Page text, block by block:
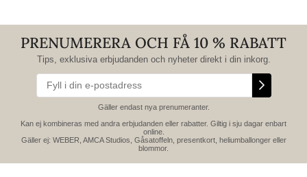
PRENUMERERA OCH FÅ 10 % RABATT
Tips, exklusiva erbjudanden och nyheter direkt i din inkorg.
Gäller endast nya prenumeranter.
Kan ej kombineras med andra erbjudanden eller rabatter. Giltig i sju dagar enbart
online.
Gäller ej: WEBER, AMCA Studios, Gåsatoffeln, presentkort, heliumballonger eller
blommor.